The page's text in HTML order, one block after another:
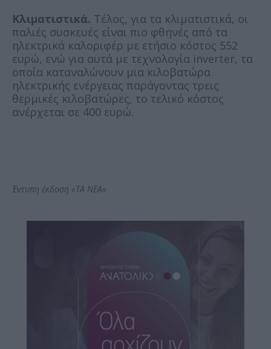
Κλιματιστικά. Τέλος, για τα κλιματιστικά, οι
παλιές συσκευές είναι πιο φθηνές από τα
ηλεκτρικά καλοριφέρ με ετήσιο κόστος 552
ευρώ, ενώ για αυτά με τεχνολογία inverter, τα
οποία καταναλώνουν μια κιλοβατώρα
ηλεκτρικής ενέργειας παράγοντας τρεις
θερμικές κιλοβατώρες, το τελικό κόστος
ανέρχεται σε 400 ευρώ.
Έντυπη έκδοση «ΤΑ ΝΕΑ»